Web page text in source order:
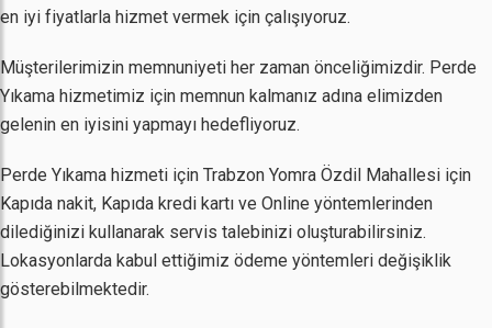
en iyi fiyatlarla hizmet vermek için çalışıyoruz.
Müşterilerimizin memnuniyeti her zaman önceliğimizdir. Perde
Yıkama hizmetimiz için memnun kalmanız adına elimizden
gelenin en iyisini yapmayı hedefliyoruz.
Perde Yıkama hizmeti için Trabzon Yomra Özdil Mahallesi için
Kapıda nakit, Kapıda kredi kartı ve Online yöntemlerinden
dilediğinizi kullanarak servis talebinizi oluşturabilirsiniz.
Lokasyonlarda kabul ettiğimiz ödeme yöntemleri değişiklik
gösterebilmektedir.